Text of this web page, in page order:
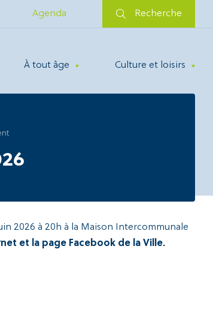
Agenda Recherche
À tout âge Culture et loisirs
2026 à 20h à la Maison Intercommunale
et la page Facebook de la Ville.